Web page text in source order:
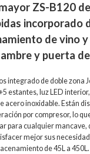
ZS-B120
incorporado
de vino
y puerta
integrado de doble zona
estantes, luz LED
acero inoxidable. Están
por compresor, lo
para cualquier mancave,
mejor sus
de 45L a